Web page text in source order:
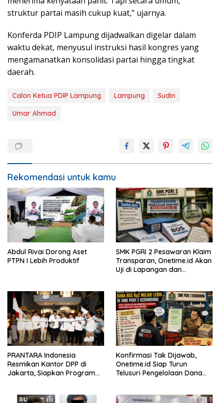
struktur partai masih cukup kuat,” ujarnya.
Konferda PDIP Lampung dijadwalkan digelar dalam
waktu dekat, menyusul instruksi hasil kongres yang
mengamanatkan konsolidasi partai hingga tingkat
daerah.
Calon Ketua PDIP Lampung Lampung
Sudin
Umar Ahmad
Rekomendasi untuk kamu
Abdul Rivai Dorong Aset
PTPN I Lebih Produktif
SMK PGRI 2 Pesawaran Klaim
Transparan, Onetime.id Akan
Uji di Lapangan dan
PRANTARA Indonesia
Resmikan Kantor DPP di
Jakarta, Siapkan Program
Konfirmasi Tak Dijawab,
Onetime.id Siap Turun
Telusuri Pengelolaan Dana